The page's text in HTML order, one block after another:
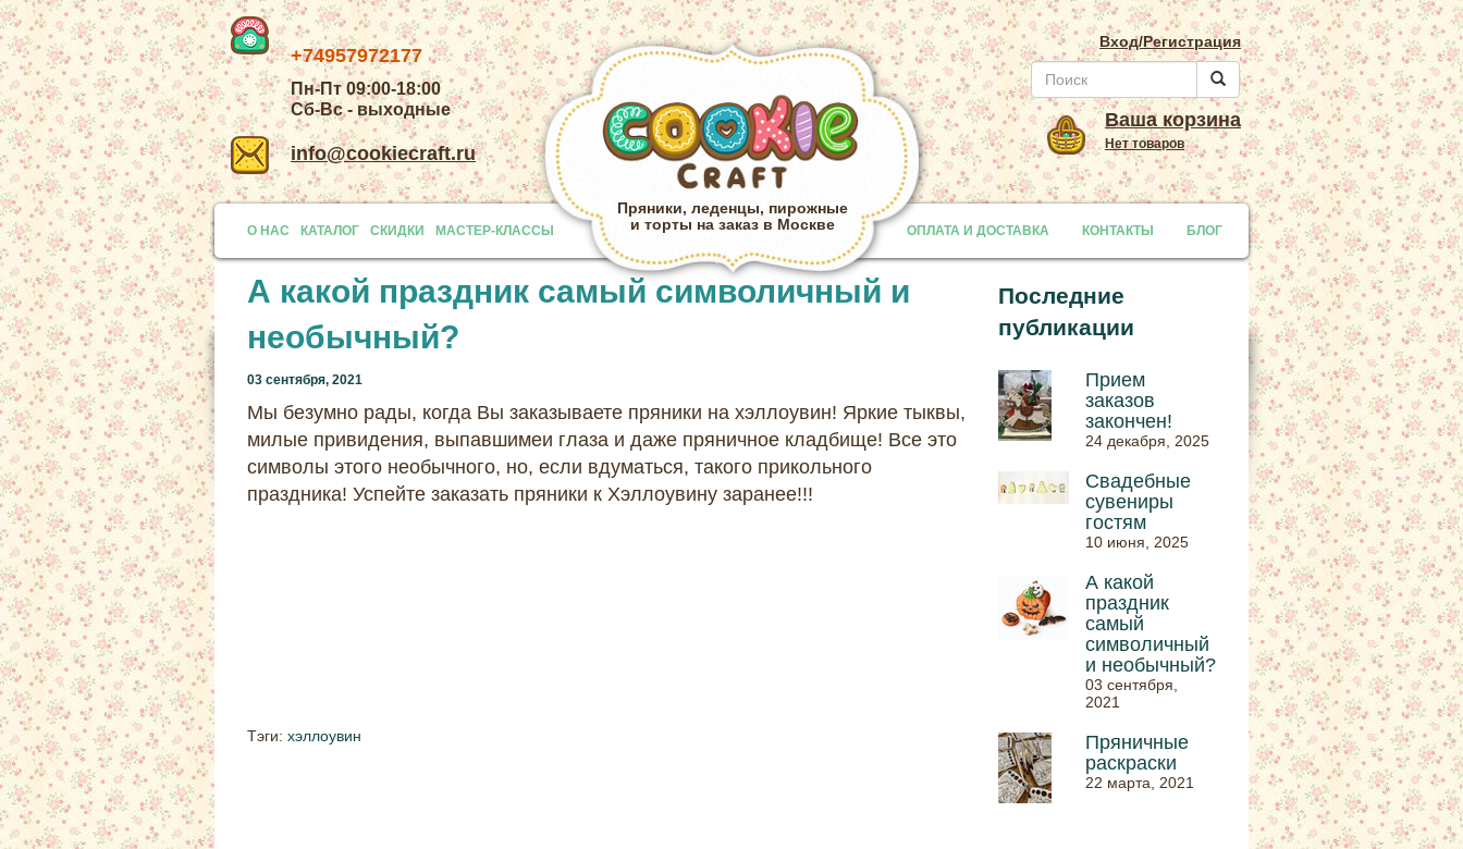
+74957972177
Пн-Пт 09:00-18:00
Сб-Вс - выходные
info@cookiecraft.ru
Вход/Регистрация
Ваша корзина
Нет товаров
Пряники, леденцы, пирожные
и торты на заказ в Москве
О НАС КАТАЛОГ СКИДКИ МАСТЕР-КЛАССЫ ОПЛАТА И ДОСТАВКА КОНТАКТЫ БЛОГ
Provided by
А какой праздник самый символичный и
необычный?
03 сентября, 2021
Мы безумно рады, когда Вы заказываете пряники на хэллоувин! Яркие тыквы,
милые привидения, выпавшимеи глаза и даже пряничное кладбище! Все это
символы этого необычного, но, если вдуматься, такого прикольного
праздника! Успейте заказать пряники к Хэллоувину заранее!!!
Тэги: хэллоувин
Последние
публикации
Прием
заказов
закончен!
24 декабря, 2025
Свадебные
сувениры
гостям
10 июня, 2025
А какой
праздник
самый
символичный
и необычный?
03 сентября,
2021
Пряничные
раскраски
22 марта, 2021